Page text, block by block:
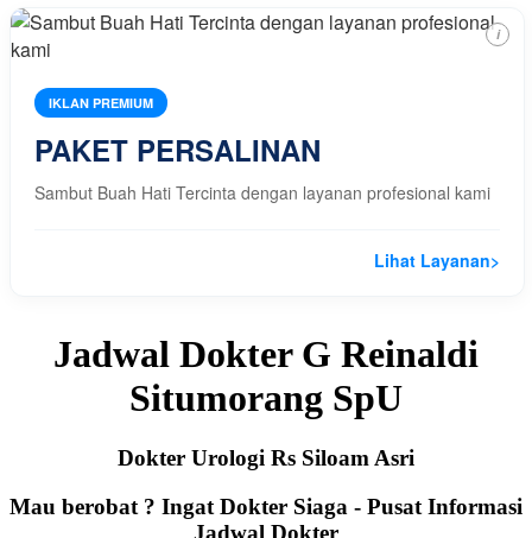
IKLAN PREMIUM
PAKET PERSALINAN
Sambut Buah Hati Tercinta dengan layanan profesional kami
Lihat Layanan>
i
Jadwal Dokter G Reinaldi
Situmorang SpU
Dokter Urologi Rs Siloam Asri
Mau berobat ? Ingat Dokter Siaga - Pusat Informasi
Jadwal Dokter